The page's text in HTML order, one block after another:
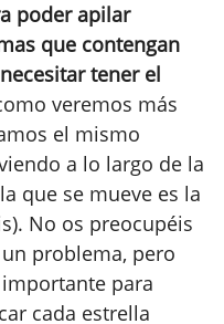
poder apilar
que contengan
tener el
veremos más
el mismo
a lo largo de la
que se mueve es la
No os preocupéis
problema, pero
para
cada estrella